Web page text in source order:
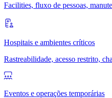
Facilities, fluxo de pessoas,
Hospitais e ambientes críticos
Rastreabilidade, acesso restrito,
Eventos e operações temporárias